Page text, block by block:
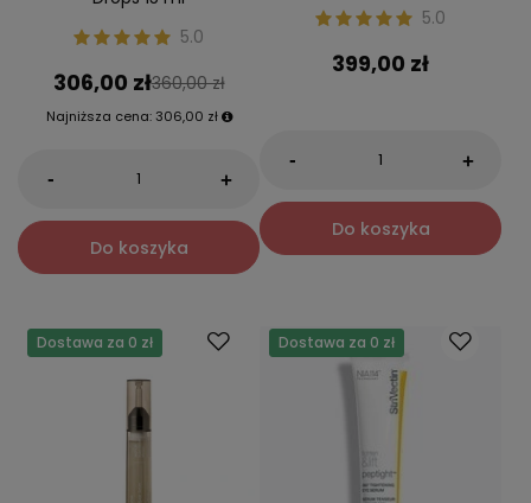
5.0
306,00 zł360,00 zł
Najniższa cena: 306,00 zł
- +
Do koszyka
5.0
399,00 zł
- +
Do koszyka
Dostawa za 0 zł Dostawa za 0 zł